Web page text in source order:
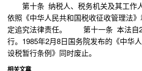
第十条 纳税人、税务机关及其工作人
依照《中华人民共和国税收征收管理法
定追究法律责任。 第十一条 本法自
行。1985年2月8日国务院发布的《中华
设税暂行条例》同时废止。
相关文章